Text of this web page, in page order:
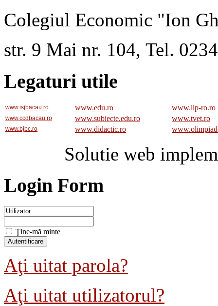
Colegiul Economic "Ion
str. 9 Mai nr. 104, Tel.
Legaturi utile
www.isjbacau.ro www.edu.ro www.llp-ro.ro
www.ccdbacau.ro www.subiecte.edu.ro www.tvet.ro
www.bjbc.ro www.didactic.ro
Solutie web
Login Form
Ţine-mă minte
Aţi uitat parola?
Aţi uitat utilizatorul?